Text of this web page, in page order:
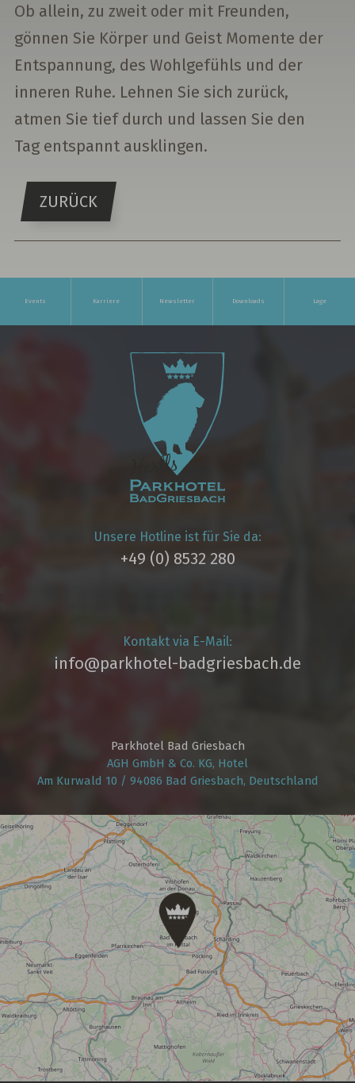
Ob allein, zu zweit oder mit Freunden,
gönnen Sie Körper und Geist Momente der
Entspannung, des Wohlgefühls und der
inneren Ruhe. Lehnen Sie sich zurück,
atmen Sie tief durch und lassen Sie den
Tag entspannt ausklingen.
ZURÜCK
Events Karriere Newsletter Downloads Lage
Unsere Hotline ist für Sie da:
+49 (0) 8532 280
Kontakt via E-Mail:
info@parkhotel­-badgriesbach.de
Parkhotel Bad Griesbach
AGH GmbH & Co. KG, Hotel
Am Kurwald 10 / 94086 Bad Griesbach, Deutschland